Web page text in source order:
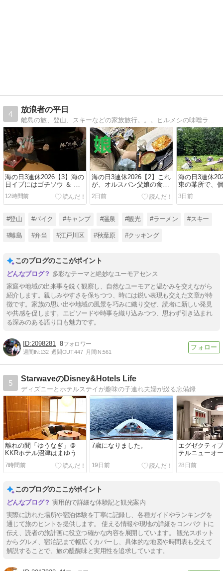
4
放浪者の平日
海の日3連休2026【3】海の
日イブにはゴチソウ ＆ ン
マい酒！！（旨い酒旬の肴
きよみ・江戸川区江戸川）
12時間前
海の日3連休2026【2】これ
が、オルスバン父娘の食生
活。。チキンライスの呪い
には終止符を。。。
2日前
海の日3連休
東の某所で、
プ。。。無敵
参上！
3日前
#登山 #バイク #キャンプ #温泉 #観光 #ラーメン #スキー
#離島 #弁当 #江戸川区 #秋葉原 #クッキング
このブログのここがポイント
多彩なテーマと絶妙なユーモアセンス
家庭や地域の出来事を鋭く観察し、自然なユーモアと温かみを交えながら
紹介します。親しみやすさを保ちつつ、時には鋭い表現も交えた文章が特
徴です。家族の思い出や地域の風景を巧みに織り交ぜ、読者に新しい発見
や共感を促します。エピソードや時事を織り込みつつ、思わず引き込まれ
る深みのある語り口も魅力です。
2098281 8
週間IN:132 週間OUT:447 月間IN:561
5
StarwaveのDisney&Hotels Life
ディズニーとホテルステイが趣味の子連れ夫婦が綴る忘備録
離れの間「ゆうなぎ」＠
KKRホテル沼津はまゆう
7時間前
7歳になりました。
19日前
エグゼクティ
テルニューオ
28日前
このブログのここがポイント
実用的で詳細な体験記と観光案内
実際に訪れた場所や宿泊体験を丁寧に記録し、各種ガイドやランキングを
通じて旅のヒントを提供します。 使える情報や現地の詳細をコンパクトに
伝え、読者の旅計画に役立つ確かな内容を展開しています。 観光スポット
からグルメ、宿泊記まで幅広くカバーし、具体的な地図や時間表も交えて
解説することで、旅の醍醐味と実用性を追求しています。